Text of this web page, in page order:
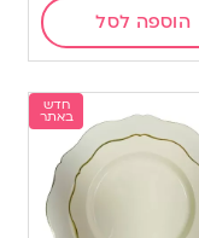
הוספה לסל
חדש
באתר